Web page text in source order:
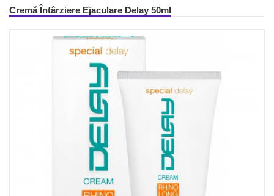
Cremă Întârziere Ejaculare Delay 50ml